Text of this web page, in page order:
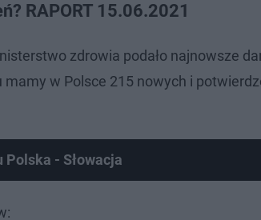
RAPORT 15.06.2021
zdrowia podało najnowsze
w Polsce 215 nowych i
- Słowacja